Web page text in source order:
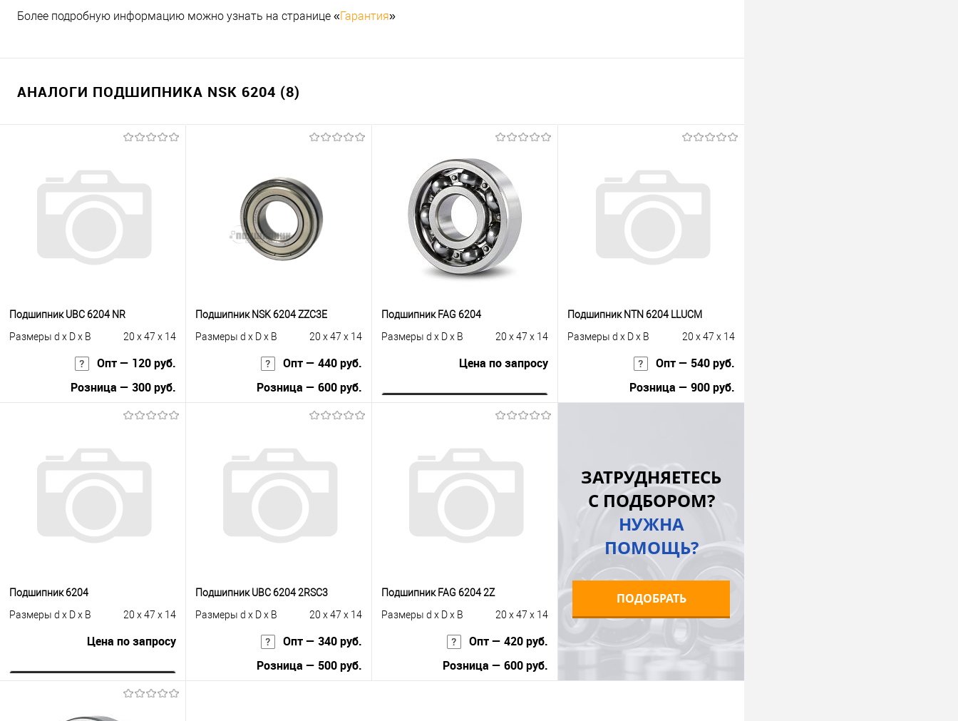
Более подробную информацию можно узнать на странице «Гарантия»
АНАЛОГИ ПОДШИПНИКА NSK 6204 (8)
Подшипник UBC 6204 NR
Размеры d x D x B
20 x 47 x 14
Опт — 120 руб.
Розница — 300 руб.
Купить в 1 клик
К сравнению
В избранное
Под заказ
Подшипник NSK 6204 ZZC3E
Размеры d x D x B
20 x 47 x 14
Опт — 440 руб.
Розница — 600 руб.
Купить в 1 клик
К сравнению
В избранное
Под заказ
Подшипник FAG 6204
Размеры d x D x B
20 x 47 x 14
Цена по запросу
Запросить цену
Купить в 1 клик
В избранное
Подшипник NTN 6204 LLUCM
Размеры d x D x B
20 x 47 x 14
Опт — 540 руб.
Розница — 900 руб.
Купить в 1 клик
В избранное
Под заказ
Подшипник 6204
Размеры d x D x B
20 x 47 x 14
Цена по запросу
Запросить цену
Подшипник UBC 6204 2RSС3
Размеры d x D x B
20 x 47 x 14
Опт — 340 руб.
Розница — 500 руб.
Подшипник FAG 6204 2Z
Размеры d x D x B
20 x 47 x 14
Опт — 420 руб.
Розница — 600 руб.
ЗАТРУДНЯЕТЕСЬ
С ПОДБОРОМ?
НУЖНА
ПОМОЩЬ?
ПОДОБРАТЬ